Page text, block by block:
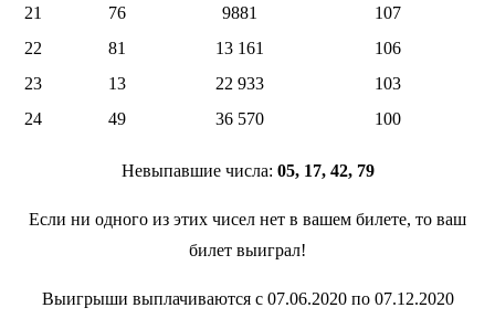
21
76 9881
107
22
81 13 161
106
23
13 22 933
103
24
49 36 570 100
Невыпавшие числа: 05, 17, 42, 79
Если ни одного из этих чисел нет в вашем билете, то ваш
билет выиграл!
Выигрыши выплачиваются с 07.06.2020 по 07.12.2020